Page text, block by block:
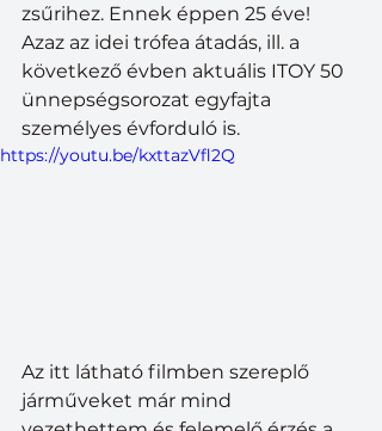
zsűrihez. Ennek éppen 25 éve!
Azaz az idei trófea átadás, ill. a
következő évben aktuális ITOY 50
ünnepségsorozat egyfajta
személyes évforduló is.
https://youtu.be/kxttazVfl2Q
Az itt látható filmben szereplő
járműveket már mind